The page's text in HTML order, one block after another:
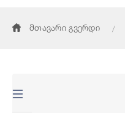
მთავარი გვერდი